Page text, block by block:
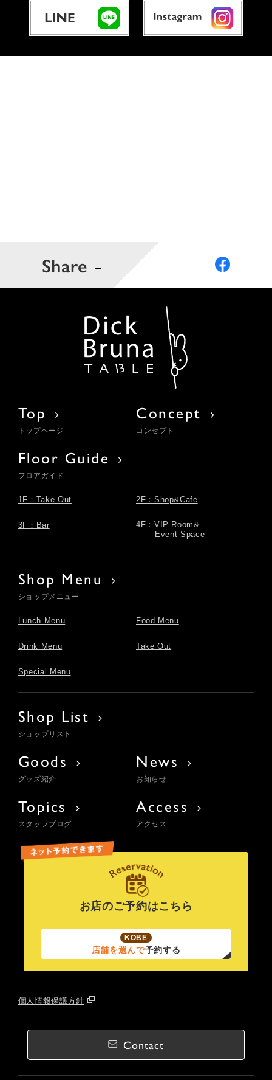
Share
Top
トップページ
Concept
コンセプト
Floor Guide
フロアガイド
1F：Take Out 2F：Shop&Cafe
3F：Bar
4F：VIP Room&
Event Space
Shop Menu
ショップメニュー
Lunch Menu Food Menu
Drink Menu Take Out
Special Menu
Shop List
ショップリスト
Goods
グッズ紹介
News
お知らせ
Topics
スタッフブログ
Access
アクセス
お店のご予約はこちら
KOBE
店舗を選んで予約する
個人情報保護方針
Contact